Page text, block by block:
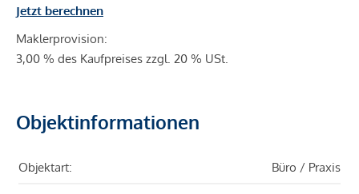
Jetzt berechnen
Maklerprovision:
3,00 % des Kaufpreises zzgl. 20 % USt.
Objektinformationen
Objektart: Büro / Praxis